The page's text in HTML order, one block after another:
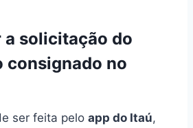
a solicitação do
consignado no
ser feita pelo app do Itaú,